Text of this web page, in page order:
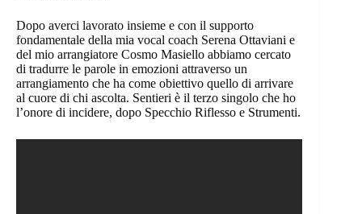
Dopo averci lavorato insieme e con il supporto
fondamentale della mia vocal coach Serena Ottaviani e
del mio arrangiatore Cosmo Masiello abbiamo cercato
di tradurre le parole in emozioni attraverso un
arrangiamento che ha come obiettivo quello di arrivare
al cuore di chi ascolta. Sentieri è il terzo singolo che ho
l’onore di incidere, dopo Specchio Riflesso e Strumenti.